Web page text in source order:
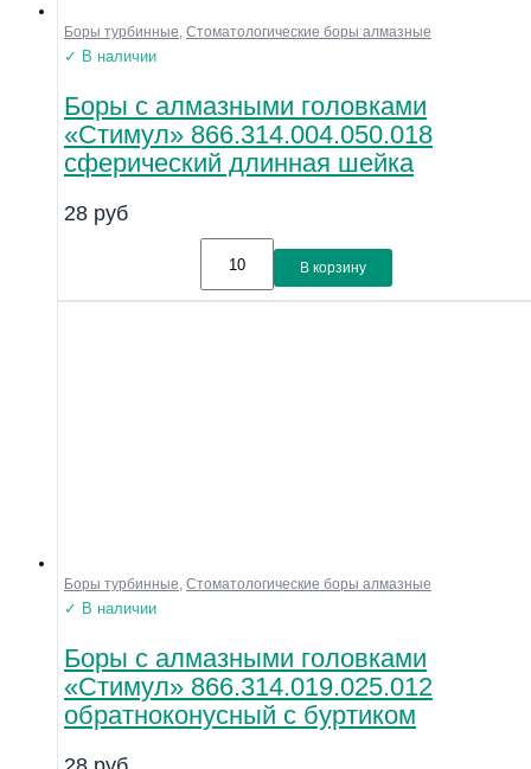
Боры турбинные Стоматологические боры алмазные
✓ В наличии
Боры с алмазными головками
«Стимул» 866.314.004.050.018
сферический длинная шейка
28 руб
В корзину
Боры турбинные, Стоматологические боры алмазные
✓ В наличии
Боры с алмазными головками
«Стимул» 866.314.019.025.012
обратноконусный с буртиком